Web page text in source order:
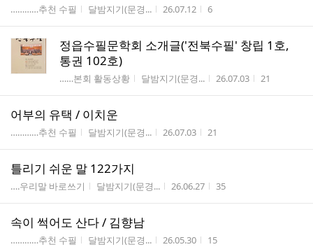
게시판명
…………추천 수필 작성자
달밤지기(문경... 작성시간
26.07.12 조회수
6
정읍수필문학회 소개글('전북수필' 창립 1호,
통권 102호)
게시판명
……본회 활동상황 작성자
달밤지기(문경... 작성시간
26.07.03 조회수
21
어부의 유택 / 이치운
게시판명
…………추천 수필 작성자
달밤지기(문경... 작성시간
26.07.03 조회수
21
틀리기 쉬운 말 122가지
게시판명
….우리말 바로쓰기 작성자
달밤지기(문경... 작성시간
26.06.27 조회수
35
속이 썩어도 산다 / 김향남
게시판명
…………추천 수필 작성자
달밤지기(문경... 작성시간
26.05.30 조회수
15